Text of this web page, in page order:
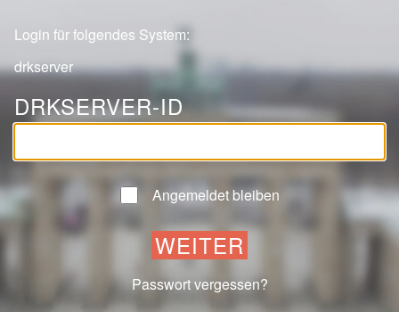
Login für folgendes System:
drkserver
DRKSERVER-ID
Angemeldet bleiben
WEITER
Passwort vergessen?